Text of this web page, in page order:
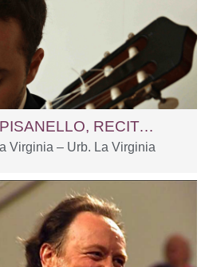
DAMIANO PISANELLO, RECITAL DE GUITARRA
Virginia – Urb. La Virginia